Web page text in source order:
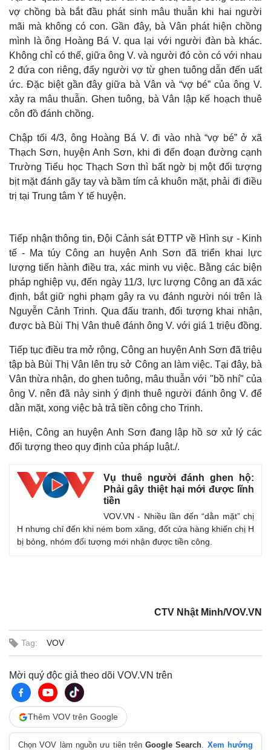
Thế giới
Quan sát
Cuộc sống đó đây
Hồ sơ
Multimedia
Ảnh
E-Magazine
Infographic
vợ chồng bà bắt đầu phát sinh mâu thuẫn khi hai người
mãi mà không có con. Gần đây, bà Vân phát hiện chồng
mình là ông Hoàng Bá V. qua lại với người đàn bà khác.
Không chỉ có thế, giữa ông V. và người đó còn có với nhau
2 đứa con riêng, đẩy người vợ từ ghen tuông dẫn đến uất
ức. Đặc biệt gần đây giữa bà Vân và “vợ bé” của ông V.
xảy ra mâu thuẫn. Ghen tuông, bà Vân lập kế hoạch thuê
côn đồ đánh chồng.
Chập tối 4/3, ông Hoàng Bá V. đi vào nhà “vợ bé” ở xã
Thạch Sơn, huyện Anh Sơn, khi đi đến đoạn đường cạnh
Trường Tiểu học Thạch Sơn thì bất ngờ bị một đối tượng
bịt mặt đánh gãy tay và bầm tím cả khuôn mặt, phải đi điều
trị tại Trung tâm Y tế huyện.
Tiếp nhận thông tin, Đội Cảnh sát ĐTTP về Hình sự - Kinh
tế - Ma túy Công an huyện Anh Sơn đã triển khai lực
lượng tiến hành điều tra, xác minh vụ việc. Bằng các biện
pháp nghiệp vụ, đến ngày 11/3, lực lượng Công an đã xác
định, bắt giữ nghi phạm gây ra vụ đánh người nói trên là
Nguyễn Cảnh Trinh. Qua đấu tranh, đối tượng khai nhận,
được bà Bùi Thị Vân thuê đánh ông V. với giá 1 triệu đồng.
Tiếp tục điều tra mở rộng, Công an huyện Anh Sơn đã triệu
tập bà Bùi Thị Vân lên trụ sở Công an làm việc. Tại đây, bà
Vân thừa nhận, do ghen tuông, mâu thuẫn với "bồ nhí" của
ông V. nên đã nảy sinh ý định thuê người đánh ông V. để
dằn mặt, xong việc bà trả tiền công cho Trinh.
Hiện, Công an huyện Anh Sơn đang lập hồ sơ xử lý các
đối tượng theo quy định của pháp luật./.
Vụ thuê người đánh ghen hộ:
Phải gây thiệt hại mới được lĩnh
tiền
VOV.VN - Nhiều lần đến “dằn mặt” chị
H nhưng chỉ đến khi ném bom xăng, đốt cửa hàng khiến chị H
bị bỏng, nhóm đối tượng mới nhận được tiền công.
CTV Nhật Minh/VOV.VN
Tag: VOV
Mời quý độc giả theo dõi VOV.VN trên
Thêm VOV trên Google
Chọn VOV làm nguồn ưu tiên trênGoogle Search. Xem hướng